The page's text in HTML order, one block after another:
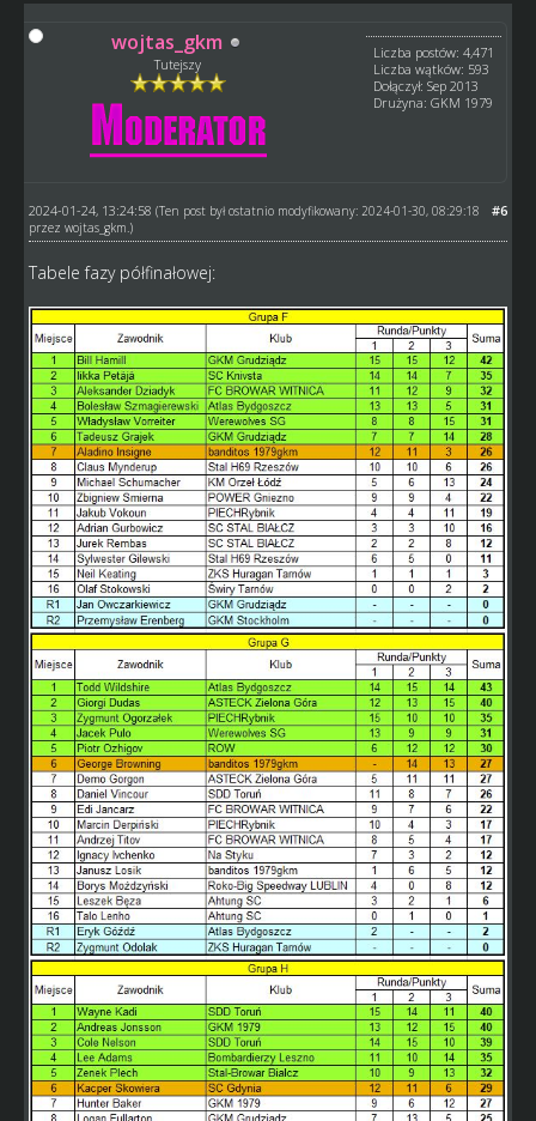
wojtas_gkm
Tutejszy
Liczba postów: 4,471
Liczba wątków: 593
Dołączył: Sep 2013
Drużyna: GKM 1979
#6
2024-01-24, 13:24:58 (Ten post był ostatnio modyfikowany: 2024-01-30, 08:29:18
przez wojtas_gkm.)
Tabele fazy półfinałowej: